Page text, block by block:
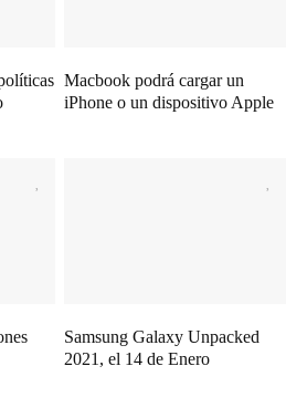
Macbook podrá cargar un
iPhone o un dispositivo Apple
Samsung Galaxy Unpacked
2021, el 14 de Enero